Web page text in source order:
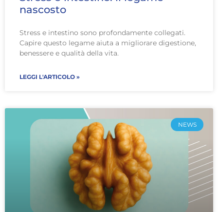
nascosto
Stress e intestino sono profondamente collegati.
Capire questo legame aiuta a migliorare digestione,
benessere e qualità della vita.
LEGGI L'ARTICOLO »
NEWS